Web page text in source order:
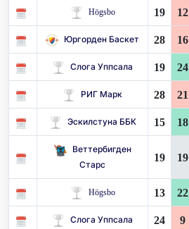
Högsbo 19 12
Юргорден Баскет 28 16
Слога Уппсала 19 24
РИГ Марк 28 21
Эскилстуна ББК 15 18
Веттербигден
Старс
19 19
Högsbo 13 22
Слога Уппсала 24 9